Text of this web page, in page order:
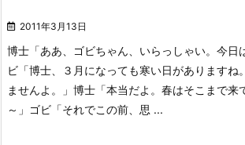
2011年3月13日
博士「ああ、ゴビちゃん、いらっしゃい。今日
ビ「博士、３月になっても寒い日がありますね
ませんよ。」 博士「本当だよ。春はそこまで来
～」 ゴビ「それでこの前、思 ...